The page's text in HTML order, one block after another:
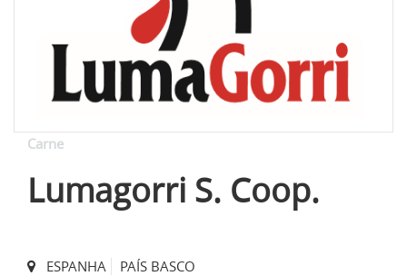
Carne
Lumagorri S. Coop.
ESPANHA PAÍS BASCO